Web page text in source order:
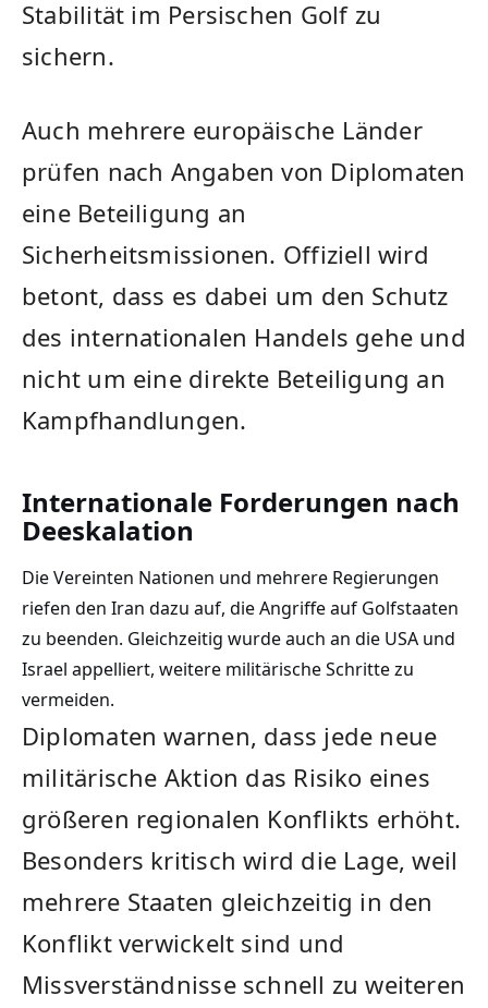
Stabilität im Persischen Golf zu
sichern.
Auch mehrere europäische Länder
prüfen nach Angaben von Diplomaten
eine Beteiligung an
Sicherheitsmissionen. Offiziell wird
betont, dass es dabei um den Schutz
des internationalen Handels gehe und
nicht um eine direkte Beteiligung an
Kampfhandlungen.
Internationale Forderungen nach
Deeskalation
Die Vereinten Nationen und mehrere Regierungen
riefen den Iran dazu auf, die Angriffe auf Golfstaaten
zu beenden. Gleichzeitig wurde auch an die USA und
Israel appelliert, weitere militärische Schritte zu
vermeiden.
Diplomaten warnen, dass jede neue
militärische Aktion das Risiko eines
größeren regionalen Konflikts erhöht.
Besonders kritisch wird die Lage, weil
mehrere Staaten gleichzeitig in den
Konflikt verwickelt sind und
Missverständnisse schnell zu weiteren